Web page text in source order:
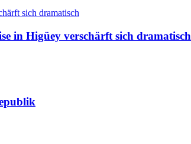
in Higüey verschärft sich dramatisch